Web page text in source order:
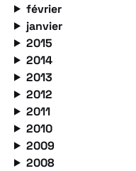
février
janvier
2015
2014
2013
2012
2011
2010
2009
2008